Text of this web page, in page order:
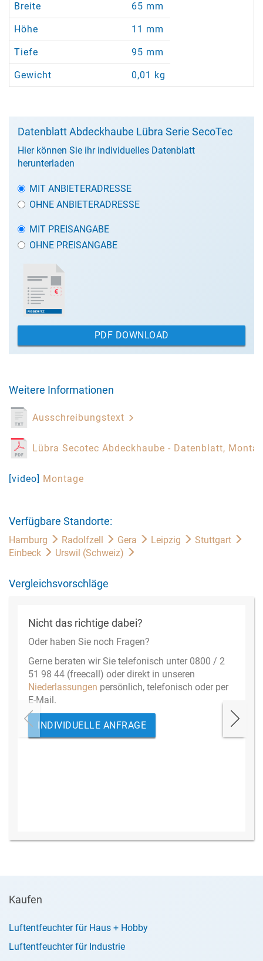
Breite 65 mm
Höhe 11 mm
Tiefe 95 mm
Gewicht 0,01 kg
Datenblatt Abdeckhaube Lübra Serie SecoTec
Hier können Sie ihr individuelles Datenblatt
herunterladen
MIT ANBIETERADRESSE
OHNE ANBIETERADRESSE
MIT PREISANGABE
OHNE PREISANGABE
PDF DOWNLOAD
Weitere Informationen
Ausschreibungstext
Lübra Secotec Abdeckhaube - Datenblatt,
[video] Montage
Verfügbare Standorte:
Hamburg Radolfzell Gera Leipzig
Stuttgart
Einbeck
Urswil (Schweiz)
Vergleichsvorschläge
Nicht das richtige dabei?
Oder haben Sie noch Fragen?
Gerne beraten wir Sie telefonisch unter 0800 / 2
51 98 44 (freecall) oder direkt in unseren
Niederlassungen persönlich, telefonisch oder per
E-Mail.
INDIVIDUELLE ANFRAGE
Kaufen
Luftentfeuchter für Haus + Hobby
Luftentfeuchter für Industrie